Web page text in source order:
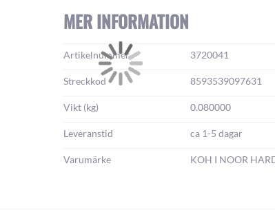
MER INFORMATION
Mer
information:
Artikelnummer 3720041
Streckkod 8593539097631
Vikt (kg) 0.080000
Leveranstid ca 1-5 dagar
Varumärke KOH I NOOR